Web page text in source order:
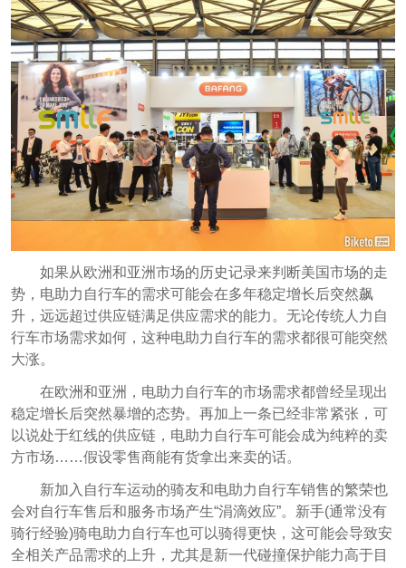
如果从欧洲和亚洲市场的历史记录来判断美国市场的走
势，电助力自行车的需求可能会在多年稳定增长后突然飙
升，远远超过供应链满足供应需求的能力。无论传统人力自
行车市场需求如何，这种电助力自行车的需求都很可能突然
大涨。
在欧洲和亚洲，电助力自行车的市场需求都曾经呈现出
稳定增长后突然暴增的态势。再加上一条已经非常紧张，可
以说处于红线的供应链，电助力自行车可能会成为纯粹的卖
方市场……假设零售商能有货拿出来卖的话。
新加入自行车运动的骑友和电助力自行车销售的繁荣也
会对自行车售后和服务市场产生“涓滴效应”。新手(通常没有
骑行经验)骑电助力自行车也可以骑得更快，这可能会导致安
全相关产品需求的上升，尤其是新一代碰撞保护能力高于目